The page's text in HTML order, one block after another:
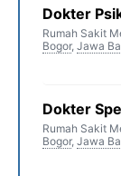
Dokter
Rumah Sakit
Bogor, Jawa
Dokter
Rumah Sakit
Bogor, Jawa